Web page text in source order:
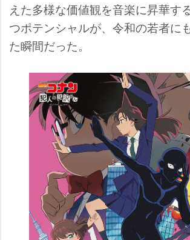
えた多様な価値観を音楽に昇華す
つポテンシャルが、令和の若者に
た瞬間だった。